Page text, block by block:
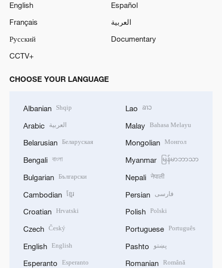
English
Español
Français
العربية
Русский
Documentary
CCTV+
CHOOSE YOUR LANGUAGE
Albanian Shqip
Arabic العربية
Belarusian Беларуская
Bengali বাংলা
Bulgarian Български
Cambodian ខ្មែរ
Croatian Hrvatski
Czech Český
English English
Esperanto Esperanto
Lao ລາວ
Malay Bahasa Melayu
Mongolian Монгол
Myanmar မြန်မာဘာသာ
Nepali नेपाली
Persian فارسی
Polish Polski
Portuguese Português
Pashto پښتو
Romanian Română